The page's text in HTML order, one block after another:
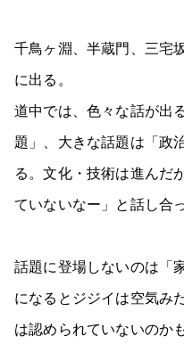
千鳥ヶ淵、半蔵門、三宅
に出る。
道中では、色々な話が出
題」、大きな話題は「政
る。文化・技術は進んだ
ていないなー」と話し合っ
話題に登場しないのは「
になるとジジイは空気み
は認められていないのか